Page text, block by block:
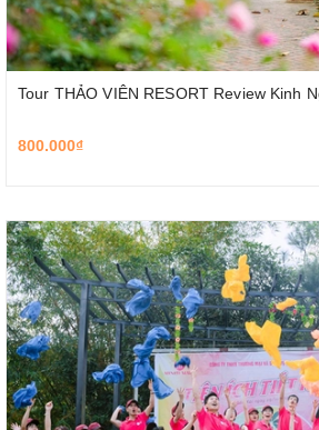
Tour THẢO VIÊN RESORT Review Kinh
800.000₫